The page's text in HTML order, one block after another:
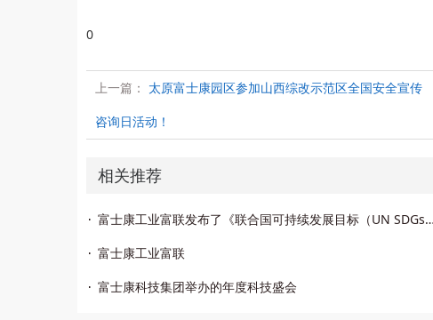
0
上一篇： 太原富士康园区参加山西综改示范区全国安全宣传
咨询日活动！
相关推荐
富士康工业富联发布了《联合国可持续发展目标（UN SDGs）进展报告（2024-2025）》
富士康工业富联
富士康科技集团举办的年度科技盛会